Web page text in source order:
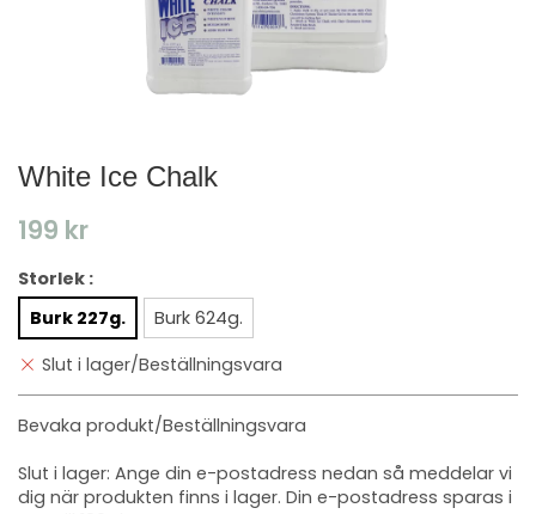
White Ice Chalk
199 kr
Storlek :
Burk 227g.
Burk 624g.
Slut i lager/Beställningsvara
Bevaka produkt/Beställningsvara
Slut i lager: Ange din e-postadress nedan så meddelar vi
dig när produkten finns i lager. Din e-postadress sparas i